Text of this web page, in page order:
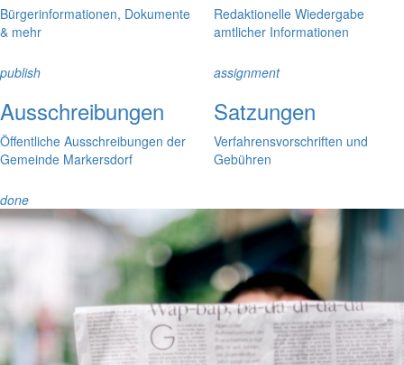
Bürgerinformationen, Dokumente
& mehr
Redaktionelle Wiedergabe
amtlicher Informationen
publish
Ausschreibungen
Öffentliche Ausschreibungen der
Gemeinde Markersdorf
assignment
Satzungen
Verfahrensvorschriften und
Gebühren
done